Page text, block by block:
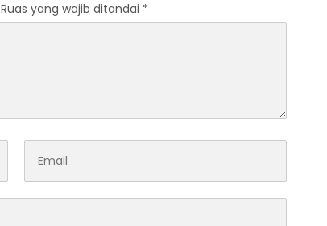
Ruas yang wajib ditandai *